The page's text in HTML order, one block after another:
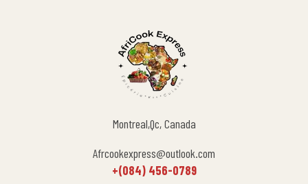
Montreal,Qc, Canada
Afrcookexpress@outlook.com
+(084) 456-0789